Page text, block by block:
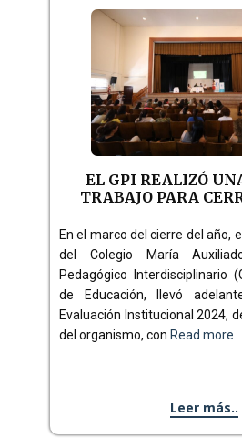
EL GPI REALIZÓ
TRABAJO PARA
En el marco del cierre del año,
del Colegio María
Pedagógico Interdisciplinario
de Educación, llevó
Evaluación Institucional 2024,
del organismo, con Read more
Leer más..